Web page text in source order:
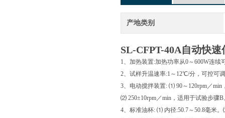
产地类别
SL-CFPT-40A自动快
1、加热装置:加热功率从0～600W连续
2、试样升温速率:1～12℃/分，可控可
3、电动搅拌装置: ⑴ 90～120rpm／
⑵ 250±10rpm／min，适用于试验步骤B
4、标准油杯: ⑴ 内径:50.7～50.8毫米